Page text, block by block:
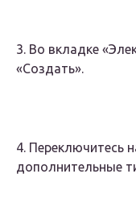
3. Во вкладке
«Создать».
4. Переключитесь
дополнительные